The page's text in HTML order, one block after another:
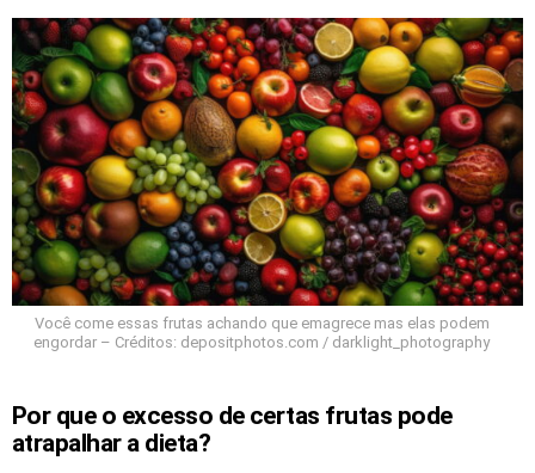
Você come essas frutas achando que emagrece mas elas podem
engordar – Créditos: depositphotos.com / darklight_photography
Por que o excesso de certas frutas pode
atrapalhar a dieta?